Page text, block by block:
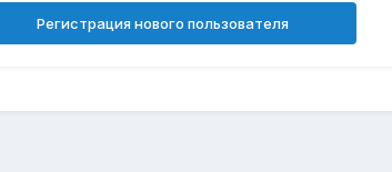
Регистрация нового пользователя